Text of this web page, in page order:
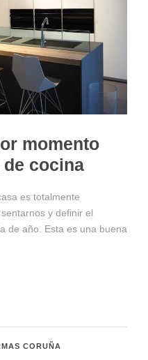
momento
cocina
es totalmente
y definir el
de año. Esta es una buena
CORUÑA